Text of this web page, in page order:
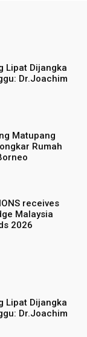
Lipat Dijangka
Dr.Joachim
Matupang
Rumah
receives
Malaysia
2026
Lipat Dijangka
Dr.Joachim